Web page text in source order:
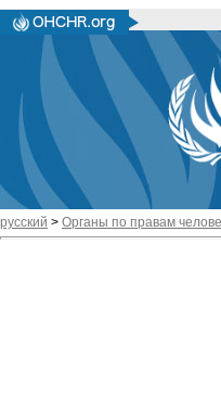
русский > Органы по правам